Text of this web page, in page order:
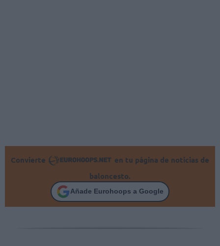
Convierte
en tu página de noticias de
baloncesto.
Añade Eurohoops a Google